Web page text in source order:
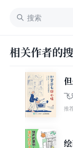
相关作者的
飞
推
绘